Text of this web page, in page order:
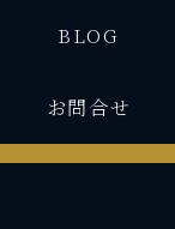
BLOG
お問合せ